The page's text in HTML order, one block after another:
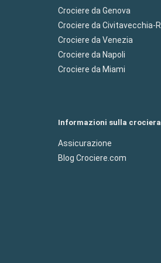
Crociere da Genova
Crociere da Civitavecchia-
Crociere da Venezia
Crociere da Napoli
Crociere da Miami
Informazioni sulla crociera
Assicurazione
Blog Crociere.com